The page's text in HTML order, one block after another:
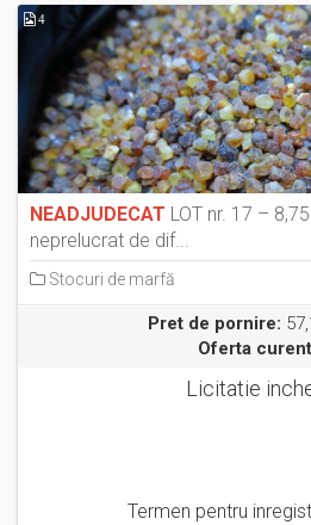
4
NEADJUDECAT LOT nr. 17 –
neprelucrat de dif...
Stocuri de marfă
Pret de pornire:
Oferta
Licitatie
Termen pentru